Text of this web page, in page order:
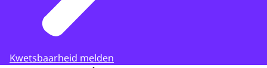
Kwetsbaarheid melden